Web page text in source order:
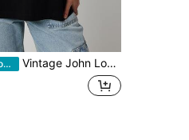
EU Warehouse Vintage John Logan Briar University Hockey Speler Retro Bliksem Achtergrond Verweerde T-shirt Unisex Boekpersonage Old School Gewassen Tee